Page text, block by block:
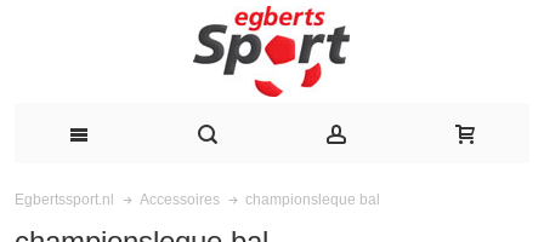
Egbertssport.nl Accessoires championsleque bal